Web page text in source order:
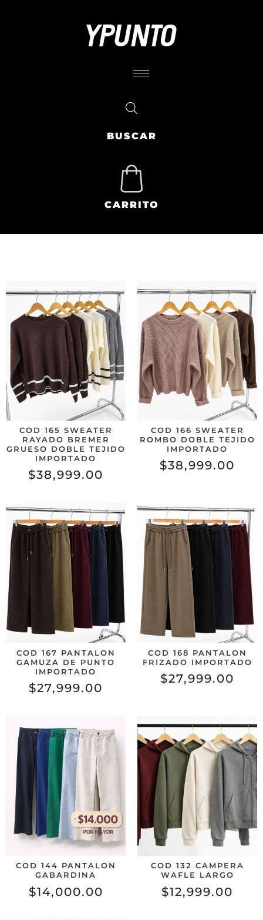
BUSCAR
CARRITO
COD 165 SWEATER
RAYADO BREMER
GRUESO DOBLE TEJIDO
IMPORTADO
$38,999.00
COD 166 SWEATER
ROMBO DOBLE TEJIDO
IMPORTADO
$38,999.00
COD 167 PANTALON
GAMUZA DE PUNTO
IMPORTADO
$27,999.00
COD 168 PANTALON
FRIZADO IMPORTADO
$27,999.00
COD 144 PANTALON
GABARDINA
$14,000.00
COD 132 CAMPERA
WAFLE LARGO
$12,999.00